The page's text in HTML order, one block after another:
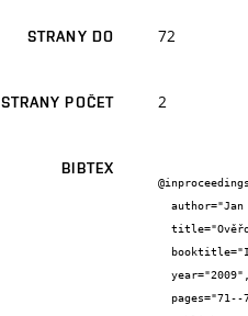
STRANY DO 72
STRANY POČET 2
BIBTEX